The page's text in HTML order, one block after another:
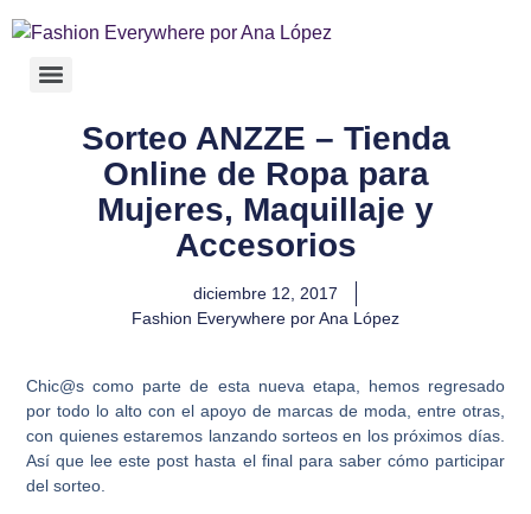
Sorteo ANZZE – Tienda
Online de Ropa para
Mujeres, Maquillaje y
Accesorios
diciembre 12, 2017
Fashion Everywhere por Ana López
Chic@s como parte de esta nueva etapa, hemos regresado
por todo lo alto con el apoyo de marcas de moda, entre otras,
con quienes estaremos lanzando sorteos en los próximos días.
Así que lee este post hasta el final para saber cómo participar
del sorteo.